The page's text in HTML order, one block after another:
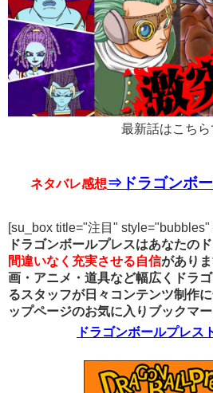
最新話はこちら
ネタバレ感想⇒ドラゴンボ
[su_box title="注目"
ドラゴンボールプレスはあなたの
間違いなく充実させる自信があり
画・アニメ・道具など幅広くドラ
るスタッフが日々コンテンツ制作に
ップページのお気に入りブックマ
ドラゴンボールプレス